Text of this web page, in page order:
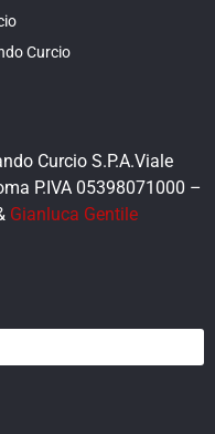
Curcio
Curcio S.P.A.Viale
P.IVA 05398071000 –
Gianluca Gentile